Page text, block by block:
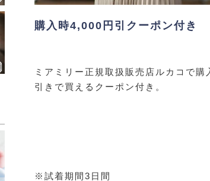
購入時4,000円引クーポン付き
ミアミリー正規取扱販売店ルカコで購
引きで買えるクーポン付き。
※試着期間3日間